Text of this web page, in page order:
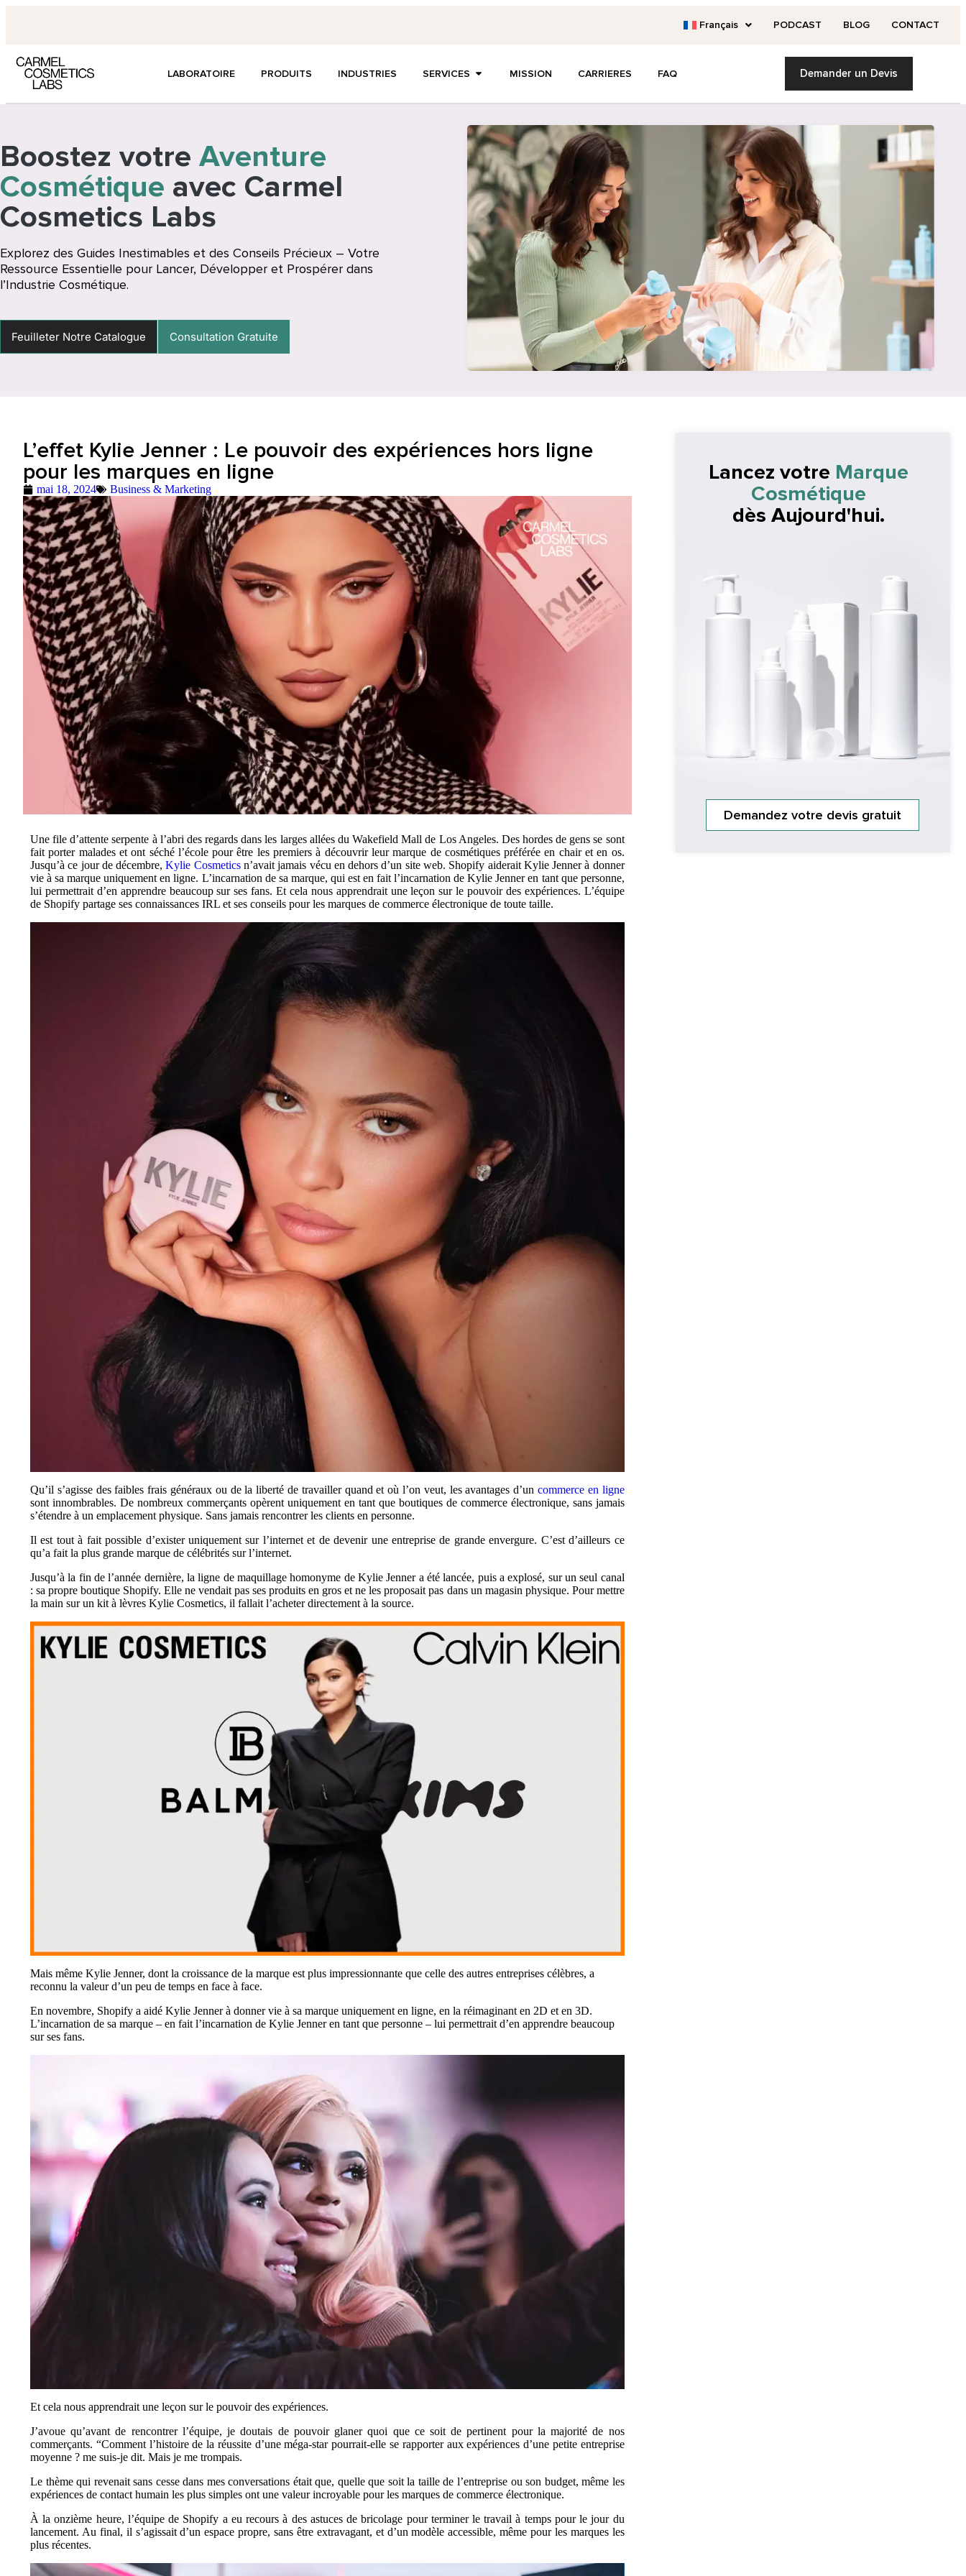
Français PODCAST BLOG CONTACT
LABORATOIRE PRODUITS INDUSTRIES SERVICES MISSION CARRIERES FAQ Demander un Devis
Boostez votre Aventure
Cosmétique avec Carmel
Cosmetics Labs
Explorez des Guides Inestimables et des Conseils Précieux – Votre
Ressource Essentielle pour Lancer, Développer et Prospérer dans
l’Industrie Cosmétique.
Feuilleter Notre Catalogue Consultation Gratuite
L’effet Kylie Jenner : Le pouvoir des expériences hors ligne
pour les marques en ligne
mai 18, 2024 Business & Marketing
Une file d’attente serpente à l’abri des regards dans les larges allées du Wakefield Mall de Los Angeles. Des hordes de gens se sont
fait porter malades et ont séché l’école pour être les premiers à découvrir leur marque de cosmétiques préférée en chair et en os.
Jusqu’à ce jour de décembre,Kylie Cosmeticsn’avait jamais vécu en dehors d’un site web. Shopify aiderait Kylie Jenner à donner
vie à sa marque uniquement en ligne. L’incarnation de sa marque, qui est en fait l’incarnation de Kylie Jenner en tant que personne,
lui permettrait d’en apprendre beaucoup sur ses fans. Et cela nous apprendrait une leçon sur le pouvoir des expériences. L’équipe
de Shopify partage ses connaissances IRL et ses conseils pour les marques de commerce électronique de toute taille.
Qu’il s’agisse des faibles frais généraux ou de la liberté de travailler quand et où l’on veut, les avantages d’uncommerce en ligne
sont innombrables. De nombreux commerçants opèrent uniquement en tant que boutiques de commerce électronique, sans jamais
s’étendre à un emplacement physique. Sans jamais rencontrer les clients en personne.
Il est tout à fait possible d’exister uniquement sur l’internet et de devenir une entreprise de grande envergure. C’est d’ailleurs ce
qu’a fait la plus grande marque de célébrités sur l’internet.
Jusqu’à la fin de l’année dernière, la ligne de maquillage homonyme de Kylie Jenner a été lancée, puis a explosé, sur un seul canal
: sa propre boutique Shopify. Elle ne vendait pas ses produits en gros et ne les proposait pas dans un magasin physique. Pour mettre
la main sur un kit à lèvres Kylie Cosmetics, il fallait l’acheter directement à la source.
Mais même Kylie Jenner, dont la croissance de la marque est plus impressionnante que celle des autres entreprises célèbres, a
reconnu la valeur d’un peu de temps en face à face.
En novembre, Shopify a aidé Kylie Jenner à donner vie à sa marque uniquement en ligne, en la réimaginant en 2D et en 3D.
L’incarnation de sa marque – en fait l’incarnation de Kylie Jenner en tant que personne – lui permettrait d’en apprendre beaucoup
sur ses fans.
Et cela nous apprendrait une leçon sur le pouvoir des expériences.
J’avoue qu’avant de rencontrer l’équipe, je doutais de pouvoir glaner quoi que ce soit de pertinent pour la majorité de nos
commerçants. “Comment l’histoire de la réussite d’une méga-star pourrait-elle se rapporter aux expériences d’une petite entreprise
moyenne ? me suis-je dit. Mais je me trompais.
Le thème qui revenait sans cesse dans mes conversations était que, quelle que soit la taille de l’entreprise ou son budget, même les
expériences de contact humain les plus simples ont une valeur incroyable pour les marques de commerce électronique.
À la onzième heure, l’équipe de Shopify a eu recours à des astuces de bricolage pour terminer le travail à temps pour le jour du
lancement. Au final, il s’agissait d’un espace propre, sans être extravagant, et d’un modèle accessible, même pour les marques les
plus récentes.
Lancez votre Marque
Cosmétique
dès Aujourd'hui.
Demandez votre devis gratuit